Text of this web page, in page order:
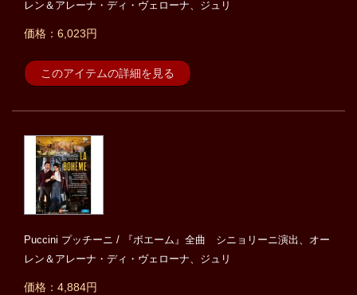
レン＆アレーナ・ディ・ヴェローナ、ジュリ
価格：6,023円
このアイテムの詳細を見る
Puccini プッチーニ / 『ボエーム』全曲 シニョリーニ演出、オー
レン＆アレーナ・ディ・ヴェローナ、ジュリ
価格：4,884円